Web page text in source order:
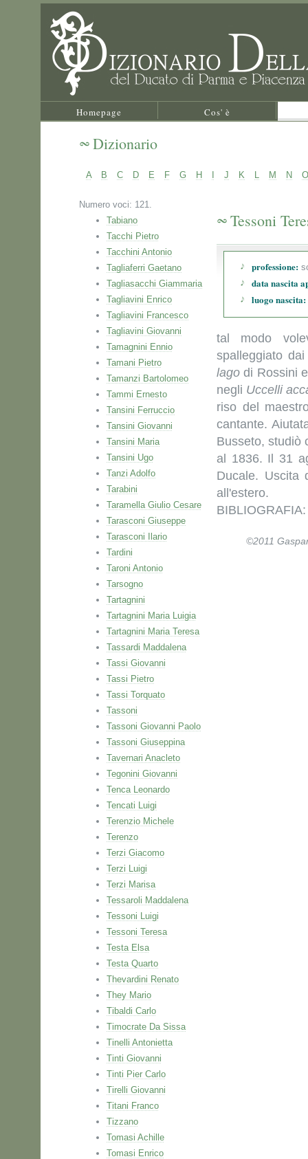
Homepage Cos' è
Dizionario
A B C D E F G H J K L M N O
Numero voci: 121.
Tabiano
Tacchi Pietro
Tacchini Antonio
Tagliaferri Gaetano
Tagliasacchi Giammaria
Tagliavini Enrico
Tagliavini Francesco
Tagliavini Giovanni
Tamagnini Ennio
Tamani Pietro
Tamanzi Bartolomeo
Tammi Ernesto
Tansini Ferruccio
Tansini Giovanni
Tansini Maria
Tansini Ugo
Tanzi Adolfo
Tarabini
Taramella Giulio Cesare
Tarasconi Giuseppe
Tarasconi Ilario
Tardini
Taroni Antonio
Tarsogno
Tartagnini
Tartagnini Maria Luigia
Tartagnini Maria Teresa
Tassardi Maddalena
Tassi Giovanni
Tassi Pietro
Tassi Torquato
Tassoni
Tassoni Giovanni Paolo
Tassoni Giuseppina
Tavernari Anacleto
Tegonini Giovanni
Tenca Leonardo
Tencati Luigi
Terenzio Michele
Terenzo
Terzi Giacomo
Terzi Luigi
Terzi Marisa
Tessaroli Maddalena
Tessoni Luigi
Tessoni Teresa
Testa Elsa
Testa Quarto
Thevardini Renato
They Mario
Tibaldi Carlo
Timocrate Da Sissa
Tinelli Antonietta
Tinti Giovanni
Tinti Pier Carlo
Tirelli Giovanni
Titani Franco
Tizzano
Tomasi Achille
Tomasi Enrico
Tessoni
professione:
data nascita
luogo nascita:
tal modo
spalleggiato
lago di Rossini
negli Uccelli
riso del
cantante.
Busseto, studiò
al 1836. Il 31
Ducale. Uscita
all'estero.
©2011